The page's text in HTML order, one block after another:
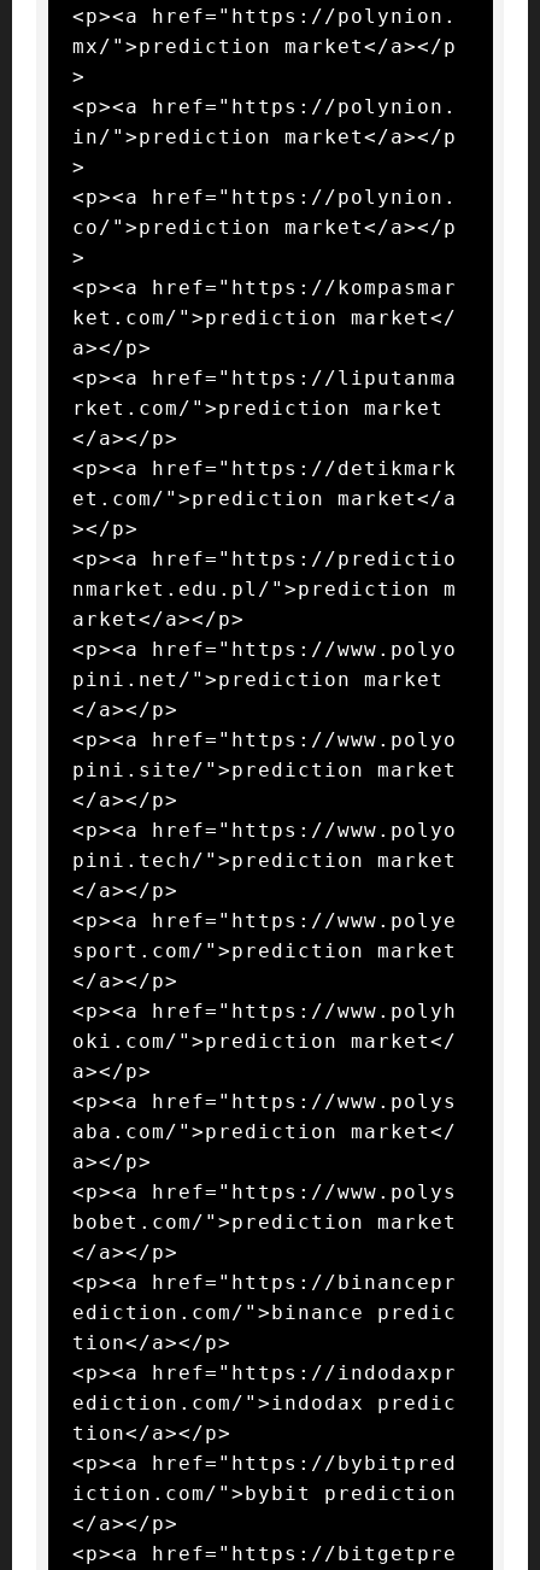
<p><a href="https://polynion.
mx/">prediction market</a></p
>
<p><a href="https://polynion.
in/">prediction market</a></p
>
<p><a href="https://polynion.
co/">prediction market</a></p
>
<p><a href="https://kompasmar
ket.com/">prediction market</
a></p>
<p><a href="https://liputanma
rket.com/">prediction market
</a></p>
<p><a href="https://detikmark
et.com/">prediction market</a
></p>
<p><a href="https://predictio
nmarket.edu.pl/">prediction m
arket</a></p>
<p><a href="https://www.polyo
pini.net/">prediction market
</a></p>
<p><a href="https://www.polyo
pini.site/">prediction market
</a></p>
<p><a href="https://www.polyo
pini.tech/">prediction market
</a></p>
<p><a href="https://www.polye
sport.com/">prediction market
</a></p>
<p><a href="https://www.polyh
oki.com/">prediction market</
a></p>
<p><a href="https://www.polys
aba.com/">prediction market</
a></p>
<p><a href="https://www.polys
bobet.com/">prediction market
</a></p>
<p><a href="https://binancepr
ediction.com/">binance predic
tion</a></p>
<p><a href="https://indodaxpr
ediction.com/">indodax predic
tion</a></p>
<p><a href="https://bybitpred
iction.com/">bybit prediction
</a></p>
<p><a href="https://bitgetpre